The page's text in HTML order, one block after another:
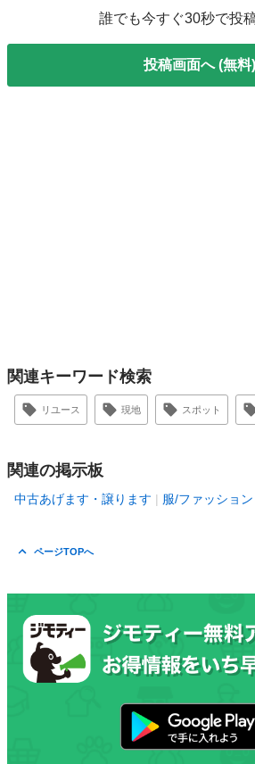
誰でも今すぐ30秒で投
投稿画面へ (無料)
関連キーワード検索
リユース 現地 スポット
関連の掲示板
中古あげます・譲ります 服/ファッション
ページTOPへ